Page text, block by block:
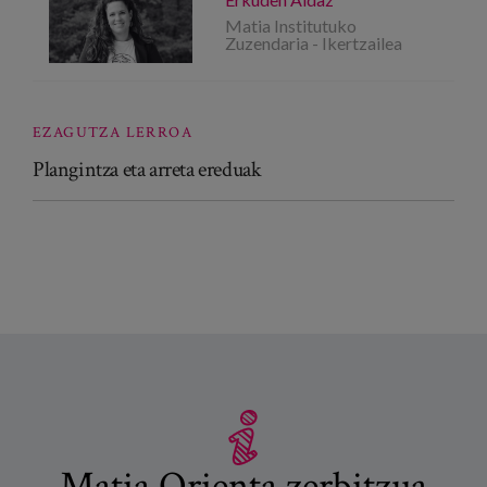
Matia Institutuko
Zuzendaria - Ikertzailea
EZAGUTZA LERROA
Plangintza eta arreta ereduak